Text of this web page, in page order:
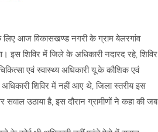
आज विकासखण्ड नगरी के ग्राम बेलरगांव
इस शिविर में जिले के अधिकारी नदारद रहे, शिविर
एवं स्वास्थ्य अधिकारी यू.के कौशिक एवं
अधिकारी शिविर में नहीं आए थे, जिला स्तरीय इस
उठाया है, इस दौरान ग्रामीणों ने कहा की जब